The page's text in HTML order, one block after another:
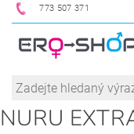
773 507 371
NURU